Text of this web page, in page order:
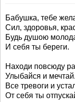
Бабушка, тебе
Сил, здоровья,
Будь душою
И себя ты береги.
Находи повсюду
Улыбайся и мечтай.
Все тревоги и
От себя ты